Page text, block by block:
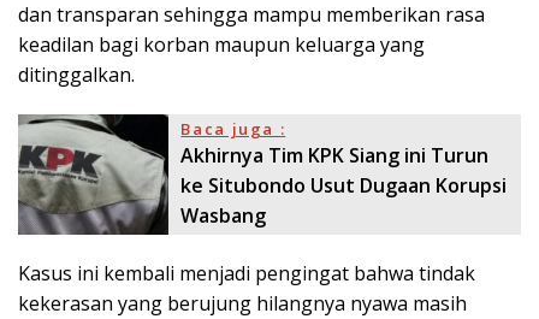
dan transparan sehingga mampu memberikan rasa
keadilan bagi korban maupun keluarga yang
ditinggalkan.
Baca juga :
Akhirnya Tim KPK Siang ini Turun
ke Situbondo Usut Dugaan Korupsi
Wasbang
Kasus ini kembali menjadi pengingat bahwa tindak
kekerasan yang berujung hilangnya nyawa masih